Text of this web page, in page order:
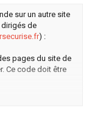
sur un autre site
dirigés de
) :
pages du site de
Ce code doit être